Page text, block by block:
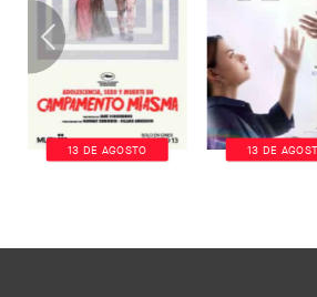
13 DE AGOSTO 13 DE